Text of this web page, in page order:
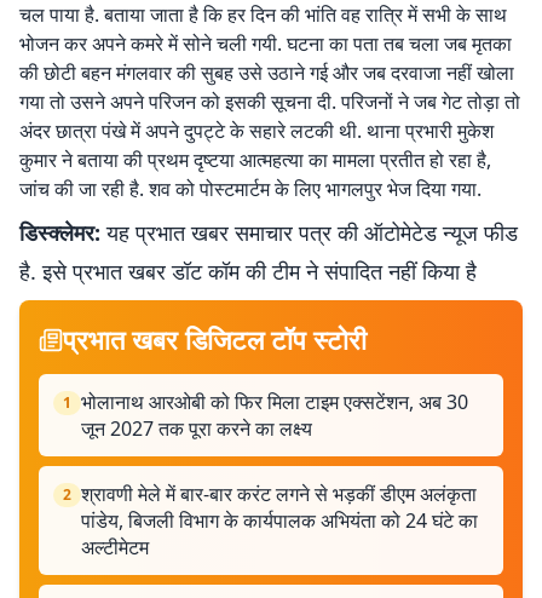
चल पाया है. बताया जाता है कि हर दिन की भांति वह रात्रि में सभी के साथ
भोजन कर अपने कमरे में सोने चली गयी. घटना का पता तब चला जब मृतका
की छोटी बहन मंगलवार की सुबह उसे उठाने गई और जब दरवाजा नहीं खोला
गया तो उसने अपने परिजन को इसकी सूचना दी. परिजनों ने जब गेट तोड़ा तो
अंदर छात्रा पंखे में अपने दुपट्टे के सहारे लटकी थी. थाना प्रभारी मुकेश
कुमार ने बताया की प्रथम दृष्टया आत्महत्या का मामला प्रतीत हो रहा है,
जांच की जा रही है. शव को पोस्टमार्टम के लिए भागलपुर भेज दिया गया.
डिस्क्लेमर: यह प्रभात खबर समाचार पत्र की ऑटोमेटेड न्यूज फीड
है. इसे प्रभात खबर डॉट कॉम की टीम ने संपादित नहीं किया है
प्रभात खबर डिजिटल टॉप स्टोरी
1 भोलानाथ आरओबी को फिर मिला टाइम एक्सटेंशन, अब 30
जून 2027 तक पूरा करने का लक्ष्य
2 श्रावणी मेले में बार-बार करंट लगने से भड़कीं डीएम अलंकृता
पांडेय, बिजली विभाग के कार्यपालक अभियंता को 24 घंटे का
अल्टीमेटम